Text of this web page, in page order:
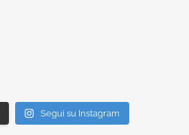
Segui su Instagram